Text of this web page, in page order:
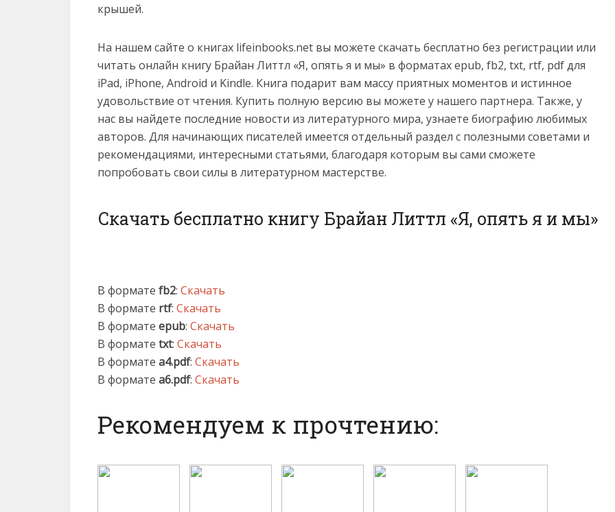
крышей.
На нашем сайте о книгах lifeinbooks.net вы можете скачать бесплатно без регистрации или
читать онлайн книгу Брайан Литтл «Я, опять я и мы» в форматах epub, fb2, txt, rtf, pdf для
iPad, iPhone, Android и Kindle. Книга подарит вам массу приятных моментов и истинное
удовольствие от чтения. Купить полную версию вы можете у нашего партнера. Также, у
нас вы найдете последние новости из литературного мира, узнаете биографию любимых
авторов. Для начинающих писателей имеется отдельный раздел с полезными советами и
рекомендациями, интересными статьями, благодаря которым вы сами сможете
попробовать свои силы в литературном мастерстве.
Скачать бесплатно книгу Брайан Литтл «Я, опять я и мы»
В формате fb2: Скачать
В формате rtf: Скачать
В формате epub: Скачать
В формате txt: Скачать
В формате a4.pdf: Скачать
В формате a6.pdf: Скачать
Рекомендуем к прочтению: